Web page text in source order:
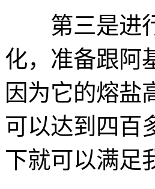
第三是进行
化，准备跟阿
因为它的熔盐
可以达到四百
下就可以满足